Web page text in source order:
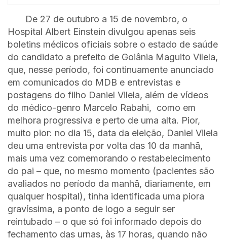
De 27 de outubro a 15 de novembro, o
Hospital Albert Einstein divulgou apenas seis
boletins médicos oficiais sobre o estado de saúde
do candidato a prefeito de Goiânia Maguito Vilela,
que, nesse período, foi continuamente anunciado
em comunicados do MDB e entrevistas e
postagens do filho Daniel Vilela, além de vídeos
do médico-genro Marcelo Rabahi, como em
melhora progressiva e perto de uma alta. Pior,
muito pior: no dia 15, data da eleição, Daniel Vilela
deu uma entrevista por volta das 10 da manhã,
mais uma vez comemorando o restabelecimento
do pai – que, no mesmo momento (pacientes são
avaliados no período da manhã, diariamente, em
qualquer hospital), tinha identificada uma piora
gravíssima, a ponto de logo a seguir ser
reintubado – o que só foi informado depois do
fechamento das urnas, às 17 horas, quando não